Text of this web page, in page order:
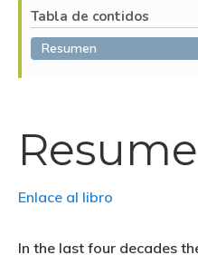
Tabla de contidos
Resumen
Enlace al libro
In the last four decades